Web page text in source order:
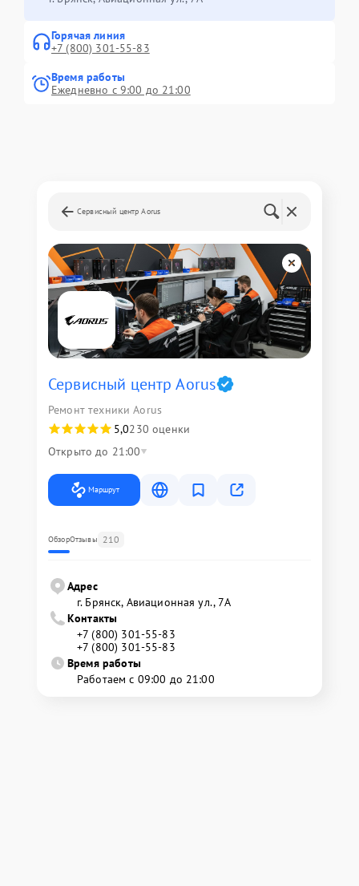
Горячая линия
+7 (800) 301-55-83
Время работы
Ежедневно с 9:00 до 21:00
Сервисный центр Aorus
Сервисный центр Aorus
Ремонт техники Aorus
5,0230 оценки
Открыто до 21:00
Маршрут
ОбзорОтзывы 210
Адрес
г. Брянск, Авиационная ул., 7А
Контакты
+7 (800) 301-55-83
+7 (800) 301-55-83
Время работы
Работаем с 09:00 до 21:00